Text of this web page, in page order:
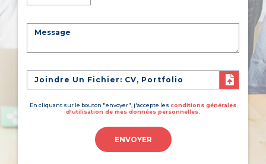
Joindre Un Fichier: CV, Portfolio
En cliquant sur le bouton "envoyer", j'accepte les conditions générales
d'utilisation de mes données personnelles.
ENVOYER